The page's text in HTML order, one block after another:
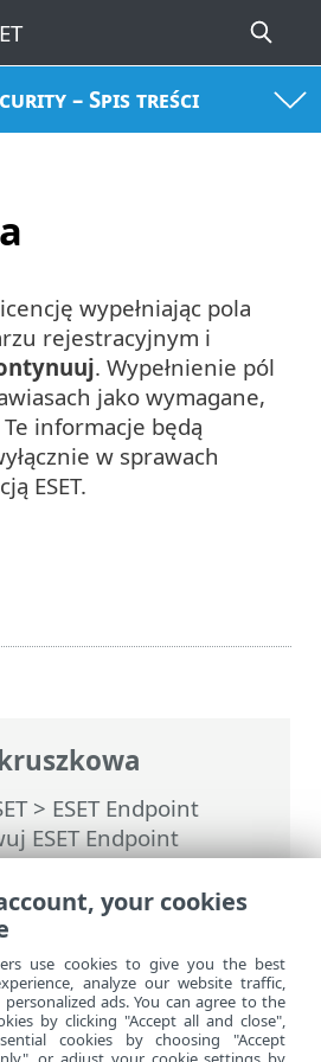
– Spis treści
> ESET Endpoint
ESET Endpoint
— Aktywacja
wypełniając pola
rejestracyjnym i
. Wypełnienie pól
jako wymagane,
informacje będą
w sprawach
ESET.
your cookies
use cookies to give you the best
analyze our website traffic,
ads. You can agree to the
by clicking "Accept all and close",
cookies by choosing "Accept